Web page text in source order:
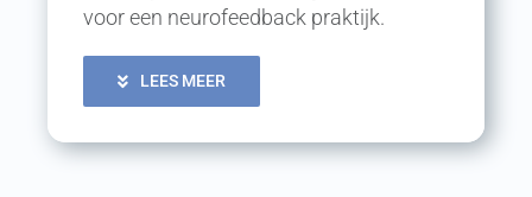
voor een neurofeedback praktijk.
LEES MEER